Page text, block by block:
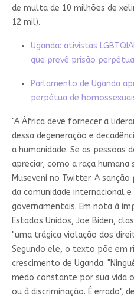
de multa de 10 milhões de
12 mil).
Uganda: ativistas
que prevê prisão perpétua
Parlamento de Uganda
perpétua de
"A África deve fornecer a
dessa degeneração e
a humanidade. Se as pessoas
apreciar, como a raça humana
Museveni no Twitter. A
da comunidade internacional
governamentais. Em nota à
Estados Unidos, Joe Biden,
"uma trágica violação dos
Segundo ele, o texto põe em
crescimento de Uganda.
medo constante por sua vida
ou à discriminação. É errado",